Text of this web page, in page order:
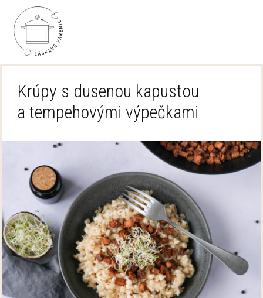
Krúpy s dusenou kapustou
a tempehovými výpečkami